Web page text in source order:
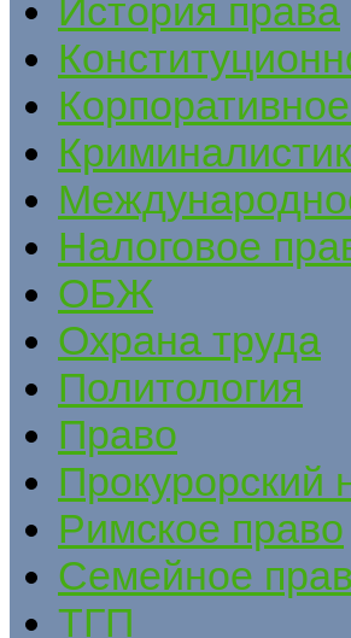
История права
Налоговое
ОБЖ
Охрана труда
Политология
Право
Прокурорский
Римское право
Семейное
ТГП